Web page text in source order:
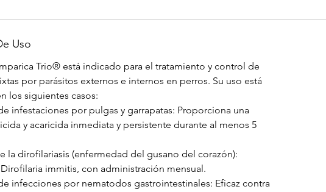
Uso
Trio® está indicado para el tratamiento y control de
por parásitos externos e internos en perros. Su uso está
los siguientes casos:
infestaciones por pulgas y garrapatas: Proporciona una
y acaricida inmediata y persistente durante al menos 5
la dirofilariasis (enfermedad del gusano del corazón):
immitis, con administración mensual.
infecciones por nematodos gastrointestinales: Eficaz contra